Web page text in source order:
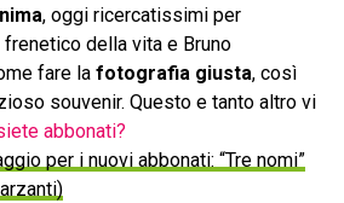
, oggi ricercatissimi per
della vita e Bruno
fare la fotografia giusta, così
souvenir. Questo e tanto altro vi
abbonati?
per i nuovi abbonati: “Tre nomi”